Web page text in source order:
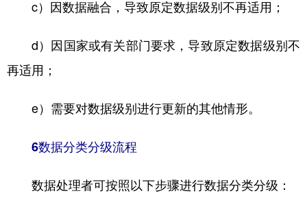
c）因数据融合，导致原定数据级别不再适用；
d）因国家或有关部门要求，导致原定数据级别不
再适用；
e）需要对数据级别进行更新的其他情形。
6数据分类分级流程
数据处理者可按照以下步骤进行数据分类分级：